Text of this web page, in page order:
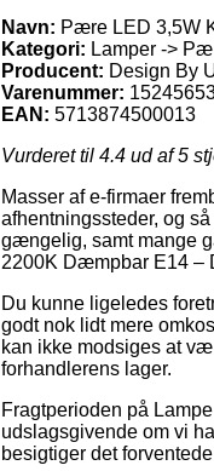
Navn: Pære LED 3,5W
Kategori: Lamper ->
Producent: Design By
Varenummer:
EAN: 5713874500013
Vurderet til 4.4 ud af 5
Masser af e-firmaer
afhentningssteder, og
gængelig, samt mange
2200K Dæmpbar E14 –
Du kunne ligeledes
godt nok lidt mere
kan ikke modsiges at
forhandlerens lager.
Fragtperioden på
udslagsgivende om vi
besigtiger det